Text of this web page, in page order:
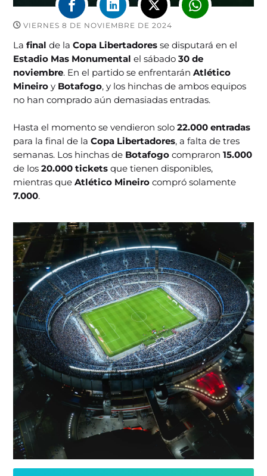
VIERNES 8 DE NOVIEMBRE DE 2024
Lafinalde laCopa Libertadoresse disputará en el
Estadio Mas Monumentalel sábado30 de
noviembre. En el partido se enfrentaránAtlético
Mineiroy Botafogo, y los hinchas de ambos equipos
no han comprado aún demasiadas entradas.
Hasta el momento se vendieron solo22.000 entradas
para la final de laCopa Libertadores, a falta de tres
semanas. Los hinchas de Botafogocompraron15.000
de los20.000 ticketsque tienen disponibles,
mientras queAtlético Mineirocompró solamente
7.000.